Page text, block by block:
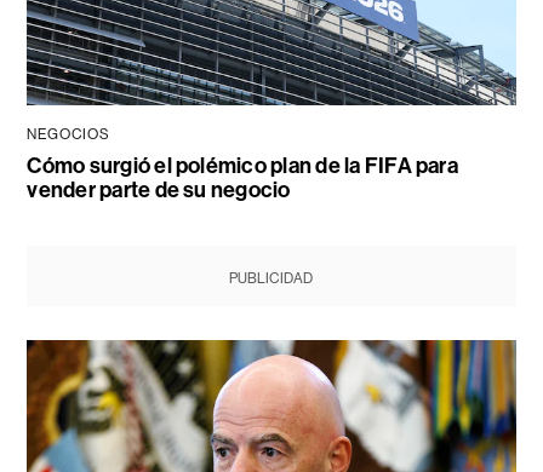
NEGOCIOS
Cómo surgió el polémico plan de la FIFA para
vender parte de su negocio
PUBLICIDAD